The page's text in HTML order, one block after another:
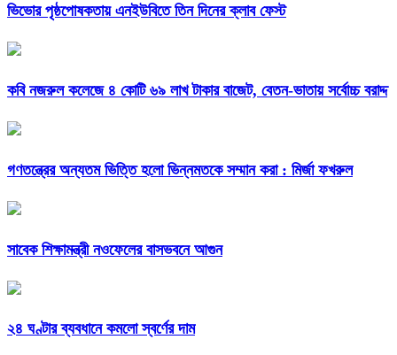
ভিভোর পৃষ্ঠপোষকতায় এনইউবিতে তিন দিনের ক্লাব ফেস্ট
কবি নজরুল কলেজে ৪ কোটি ৬৯ লাখ টাকার বাজেট, বেতন-ভাতায় সর্বোচ্চ বরাদ্দ
গণতন্ত্রের অন্যতম ভিত্তি হলো ভিন্নমতকে সম্মান করা : মির্জা ফখরুল
সাবেক শিক্ষামন্ত্রী নওফেলের বাসভবনে আগুন
২৪ ঘণ্টার ব্যবধানে কমলো স্বর্ণের দাম